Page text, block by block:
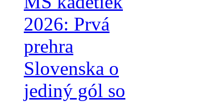
2026: Prvá
prehra
Slovenska o
jediný gól so